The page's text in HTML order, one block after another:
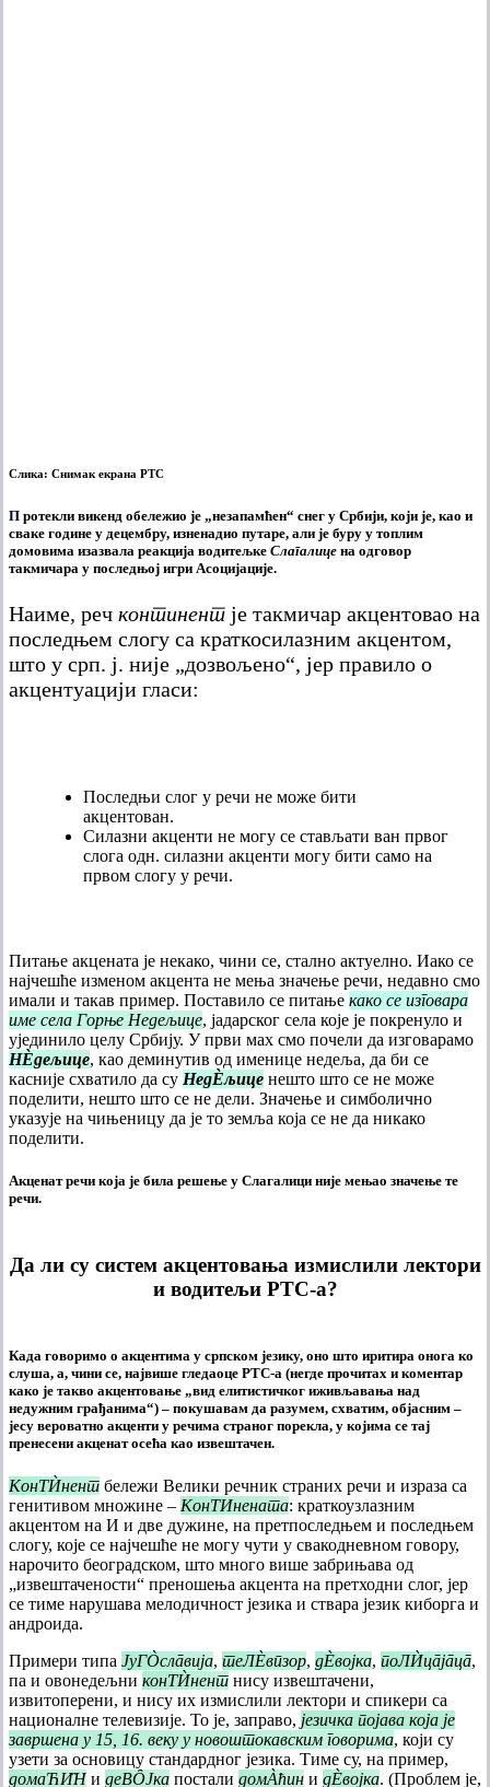
Слика: Снимак екрана РТС
П ротекли викенд обележио је „незапамћен“ снег у Србији, који је, као и
сваке године у децембру, изненадио путаре, али је буру у топлим
домовима изазвала реакција водитељке Слагалице на одговор
такмичара у последњој игри Асоцијације.
Наиме, реч континент је такмичар акцентовао на
последњем слогу са краткосилазним акцентом,
што у срп. ј. није „дозвољено“, јер правило о
акцентуацији гласи:
Последњи слог у речи не може бити
акцентован.
Силазни акценти не могу се стављати ван првог
слога одн. силазни акценти могу бити само на
првом слогу у речи.
Питање акцената је некако, чини се, стално актуелно. Иако се
најчешће изменом акцента не мења значење речи, недавно смо
имали и такав пример. Поставило се питање како се изговара
име села Горње Недељице, јадарског села које је покренуло и
ујединило целу Србију. У први мах смо почели да изговарамо
НÈдељице, као деминутив од именице недеља, да би се
касније схватило да су НедÈљице нешто што се не може
поделити, нешто што се не дели. Значење и симболично
указује на чињеницу да је то земља која се не да никако
поделити.
Акценат речи која је била решење у Слагалици није мењао значење те
речи.
Да ли су систем акцентовања измислили лектори
и водитељи РТС-а?
Када говоримо о акцентима у српском језику, оно што иритира онога ко
слуша, а, чини се, највише гледаоце РТС-а (негде прочитах и коментар
како је такво акцентовање „вид елитистичког иживљавања над
недужним грађанима“) – покушавам да разумем, схватим, објасним –
јесу вероватно акценти у речима страног порекла, у којима се тај
пренесени акценат осећа као извештачен.
КонТЍнент бележи Велики речник страних речи и израза са
генитивом множине – КонТИнената: краткоузлазним
акцентом на И и две дужине, на претпоследњем и последњем
слогу, које се најчешће не могу чути у свакодневном говору,
нарочито београдском, што много више забрињава од
„извештачености“ преношења акцента на претходни слог, јер
се тиме нарушава мелодичност језика и ствара језик киборга и
андроида.
Примери типа ЈуГÒслāвија, теЛÈвӣзор, дÈвојка, поЛЍцāјāцā,
па и овонедељни конТЍнент нису извештачени,
извитоперени, и нису их измислили лектори и спикери са
националне телевизије. То је, заправо, језичка појава која је
завршена у 15, 16. веку у новоштокавским говорима, који су
узети за основицу стандардног језика. Тиме су, на пример,
домаЋИ̏Ни деВȎЈкa постали домÀћин и дÈвојка. (Проблем је,